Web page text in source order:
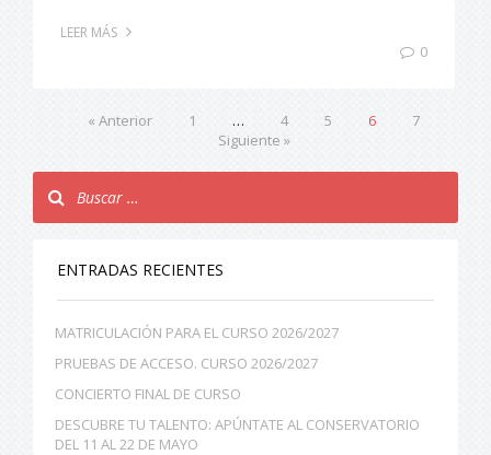
LEER MÁS
0
« Anterior 1 … 4 5 6
7
Siguiente »
ENTRADAS RECIENTES
MATRICULACIÓN PARA EL CURSO 2026/2027
PRUEBAS DE ACCESO. CURSO 2026/2027
CONCIERTO FINAL DE CURSO
DESCUBRE TU TALENTO: APÚNTATE AL CONSERVATORIO
DEL 11 AL 22 DE MAYO